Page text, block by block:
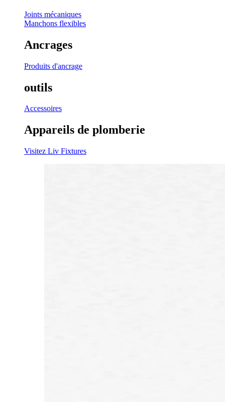
Joints mécaniques
Manchons flexibles
Ancrages
Produits d'ancrage
outils
Accessoires
Appareils de plomberie
Visitez Liv Fixtures